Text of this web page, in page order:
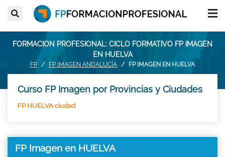
FORMACION PROFESIONAL: CICLO FORMATIVO FP IMAGEN
EN HUELVA
FP FP IMAGEN ANDALUCÍA FP IMAGEN EN HUELVA
Curso FP Imagen por Provincias y Ciudades
FP HUELVA ciudad
FP Imagen en HUELVA